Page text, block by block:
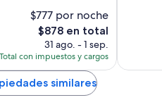
$777 por noche
El
precio
actual
es
de
$878
$878 en total
31 ago. - 1 sep.
Total con impuestos y cargos
similares